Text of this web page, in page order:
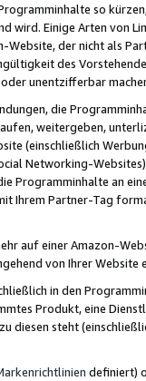
so
wird. Einige Arten von
der nicht als
des
unentzifferbar
die
weitergeben,
(einschließlich
Networking-
Programminhalte an
Ihrem Partner-Tag
auf einer Amazon-
von Ihrer
in den
Produkt, eine
diesen steht
definiert)